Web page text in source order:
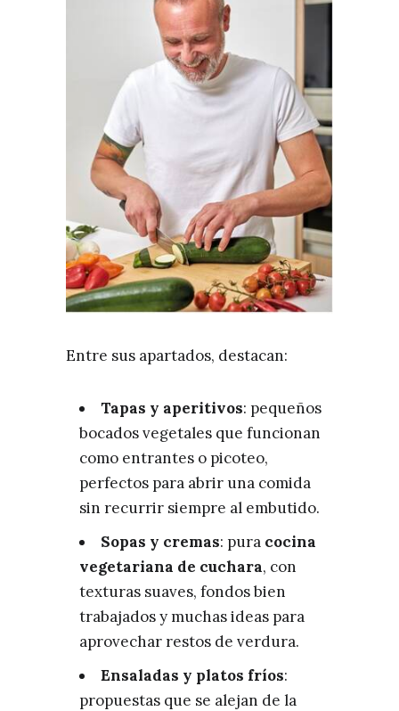
Entre sus apartados, destacan:
Tapas y aperitivos: pequeños
bocados vegetales que funcionan
como entrantes o picoteo,
perfectos para abrir una comida
sin recurrir siempre al embutido.
Sopas y cremas: pura cocina
vegetariana de cuchara, con
texturas suaves, fondos bien
trabajados y muchas ideas para
aprovechar restos de verdura.
Ensaladas y platos fríos:
propuestas que se alejan de la